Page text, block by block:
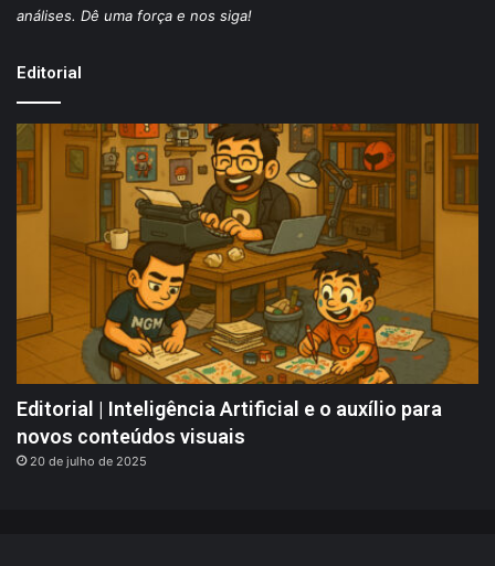
análises. Dê uma força e nos siga!
Editorial
Editorial | Inteligência Artificial e o auxílio para
novos conteúdos visuais
20 de julho de 2025